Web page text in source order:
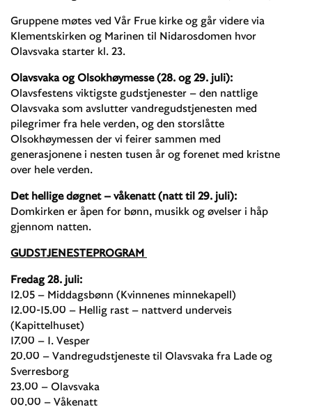
Gruppene møtes ved Vår Frue kirke og går videre via
Klementskirken og Marinen til Nidarosdomen hvor
Olavsvaka starter kl. 23.
Olavsvaka og Olsokhøymesse (28. og 29. juli):
Olavsfestens viktigste gudstjenester – den nattlige
Olavsvaka som avslutter vandregudstjenesten med
pilegrimer fra hele verden, og den storslåtte
Olsokhøymessen der vi feirer sammen med
generasjonene i nesten tusen år og forenet med kristne
over hele verden.
Det hellige døgnet – våkenatt (natt til 29. juli):
Domkirken er åpen for bønn, musikk og øvelser i håp
gjennom natten.
GUDSTJENESTEPROGRAM
Fredag 28. juli:
12.05 – Middagsbønn (Kvinnenes minnekapell)
12.00-15.00 – Hellig rast – nattverd underveis
(Kapittelhuset)
17.00 – 1. Vesper
20.00 – Vandregudstjeneste til Olavsvaka fra Lade og
Sverresborg
23.00 – Olavsvaka
00.00 – Våkenatt